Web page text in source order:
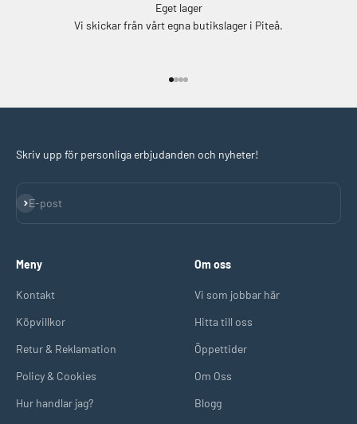
Eget lager
Vi skickar från vårt egna butikslager i Piteå.
Skriv upp för personliga erbjudanden och nyheter!
E-post
Prenumerera
Meny
Kontakt
Köpvillkor
Retur & Reklamation
Policy & Cookies
Hur handlar jag?
Om oss
Vi som jobbar här
Hitta till oss
Öppettider
Om Oss
Blogg